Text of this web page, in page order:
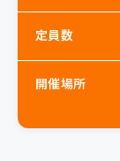
定員数
開催場所